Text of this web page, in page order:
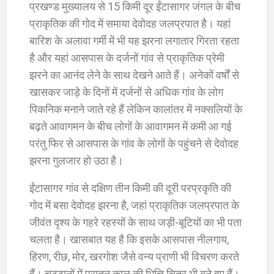
प्रखण्ड मुख्यालय से 15 किमी दूर ईंटासागर जंगल के बीच
प्राकृतिक की गोद में समाया देवोदह जलप्रपात है। यहां
बारिश के अलावा गर्मी में भी यह झरना लगातार गिरता रहता
है और यहां आसपास के दर्जनों गांव से प्राकृतिक प्रेमी
झरने का आनंद लेने के साथ देखने आते हैं। अनेकों वर्षों से
खासकर जाड़े के दिनों में दर्जनों से अधिक गांव के लोग
पिकनिक मनाने जाते रहे हैं लेकिन कालांतर में नक्सलियों के
बढ़ते आवागमन के बीच लोगों के आवागमन में कमी आ गई
परंतु फिर से आसपास के गांव के लोगों के पहुंचने से देवोदह
झरना गुलजार हो उठा है।
ईंटासागर गांव से दक्षिण तीन किमी की दूरी परप्रकृति की
गोद में बसा देवोदह झरना है, जहां प्राकृतिक जलप्रपात के
जीवंत दृश्य के गहरे रहस्यों के साथ जड़ी-बूटियों का भी पता
चलता है। खासबात यह है कि इसके आसपास नीलगाय,
हिरण, रीछ, मोर, खरगोश जैसे वन्य प्राणी भी विचरण करते